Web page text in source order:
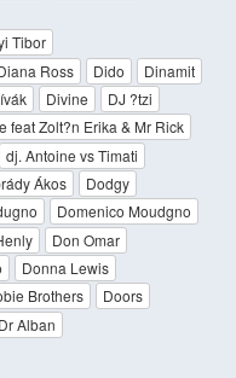
Tibor
Ross Dido
Dinamit
Divine
DJ ?tzi
feat Zolt?n Erika & Mr Rick
dj. Antoine vs Timati
Ákos
Dodgy
Domenico Moudgno
Don Omar
Donna Lewis
Brothers
Doors
Dr Alban